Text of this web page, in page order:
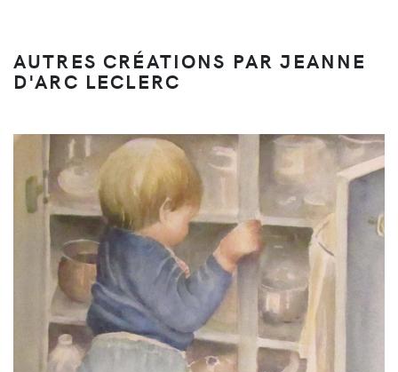
AUTRES CRÉATIONS PAR JEANNE
D'ARC LECLERC